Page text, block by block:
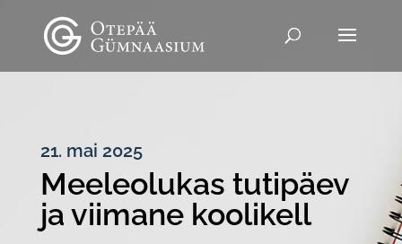
21. mai 2025
Meeleolukas tutipäev
ja viimane koolikell